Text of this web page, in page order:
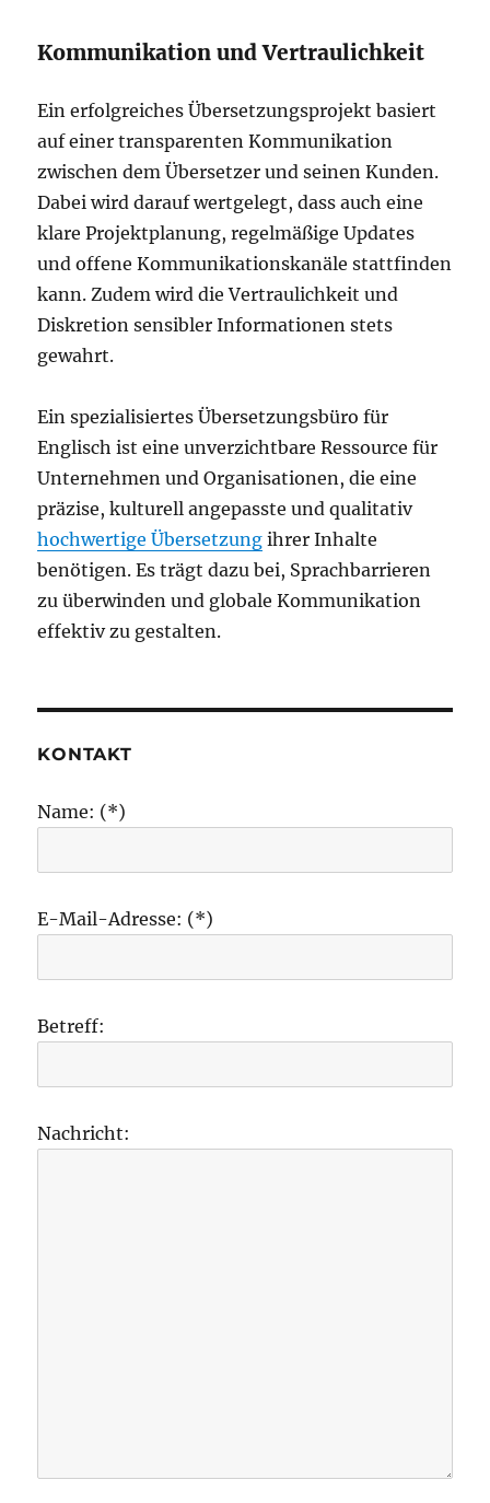
Kommunikation und Vertraulichkeit
Ein erfolgreiches Übersetzungsprojekt basiert
auf einer transparenten Kommunikation
zwischen dem Übersetzer und seinen Kunden.
Dabei wird darauf wertgelegt, dass auch eine
klare Projektplanung, regelmäßige Updates
und offene Kommunikationskanäle stattfinden
kann. Zudem wird die Vertraulichkeit und
Diskretion sensibler Informationen stets
gewahrt.
Ein spezialisiertes Übersetzungsbüro für
Englisch ist eine unverzichtbare Ressource für
Unternehmen und Organisationen, die eine
präzise, kulturell angepasste und qualitativ
hochwertige Übersetzung ihrer Inhalte
benötigen. Es trägt dazu bei, Sprachbarrieren
zu überwinden und globale Kommunikation
effektiv zu gestalten.
KONTAKT
Name: (*)
E-Mail-Adresse: (*)
Betreff:
Nachricht: